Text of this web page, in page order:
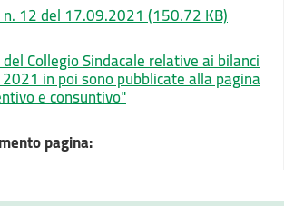
12 del 17.09.2021(150.72 KB)
Collegio Sindacale relative ai bilanci
in poi sono pubblicate alla pagina
e consuntivo"
pagina: